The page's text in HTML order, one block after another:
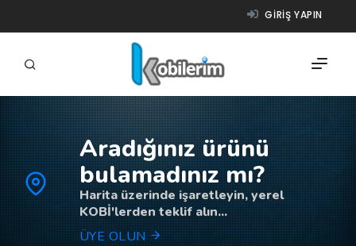
GIRIŞ YAPIN
FIRMALAR
ÜRÜNLER
NASIL ÇALIŞIR?
Aradığınız ürünü
bulamadınız mı?
Harita üzerinde işaretleyin, yerel
KOBİ'lerden teklif alın...
ÜYE OLUN